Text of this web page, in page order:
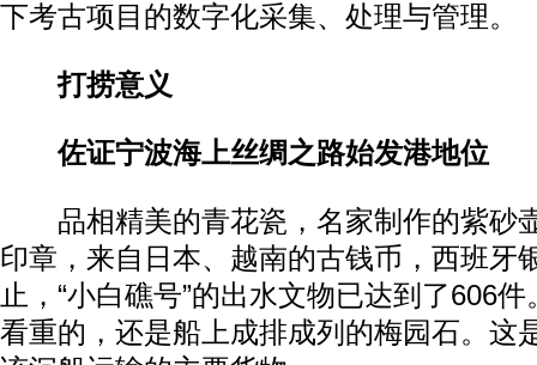
下考古项目的数字化采集、处理与管理。
打捞意义
佐证宁波海上丝绸之路始发港地位
品相精美的青花瓷，名家制作的紫砂
印章，来自日本、越南的古钱币，西班
止，“小白礁号”的出水文物已达到了606
看重的，还是船上成排成列的梅园石。这